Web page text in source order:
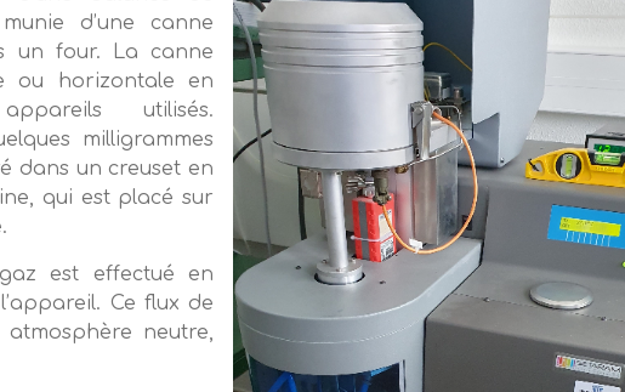
d’une canne
un four. La canne
ou horizontale en
utilisés.
milligrammes
dans un creuset en
qui est placé sur
est effectué en
Ce flux de
neutre,